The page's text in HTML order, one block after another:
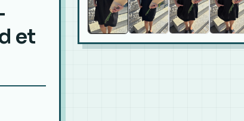
et